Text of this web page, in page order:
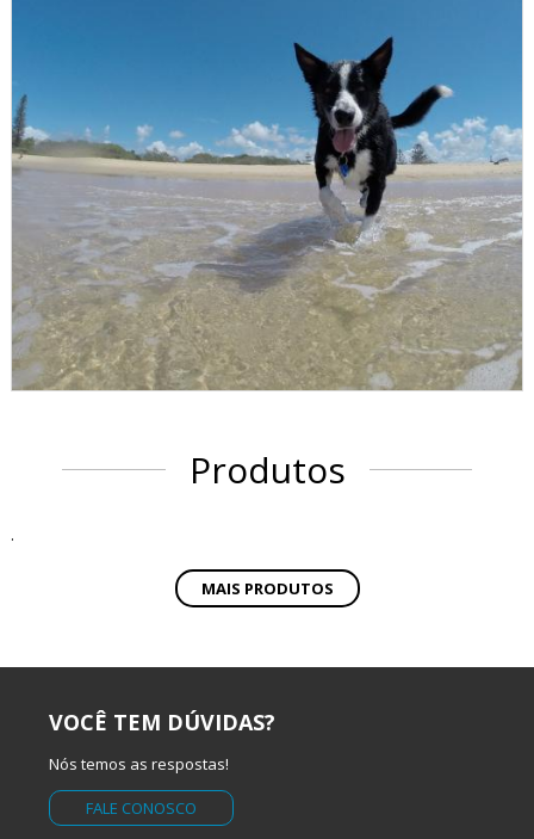
Produtos
.
MAIS PRODUTOS
VOCÊ TEM DÚVIDAS?
Nós temos as respostas!
FALE CONOSCO